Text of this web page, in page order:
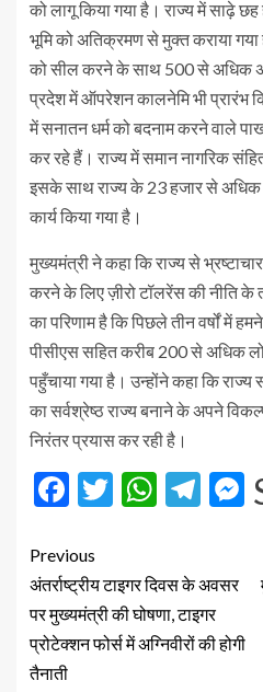
को लागू किया गया है। राज्य में साढ़े
भूमि को अतिक्रमण से मुक्त कराया
को सील करने के साथ 500 से अधिक
प्रदेश में ऑपरेशन कालनेमि भी प्रारंभ
में सनातन धर्म को बदनाम करने वाले
कर रहे हैं। राज्य में समान नागरिक
इसके साथ राज्य के 23 हजार से अधिक
कार्य किया गया है।
मुख्यमंत्री ने कहा कि राज्य से
करने के लिए ज़ीरो टॉलरेंस की नीति के
का परिणाम है कि पिछले तीन वर्षों में
पीसीएस सहित करीब 200 से अधिक
पहुँचाया गया है। उन्होंने कहा कि
का सर्वश्रेष्ठ राज्य बनाने के अपने
निरंतर प्रयास कर रही है।
Facebook
Twitter
Previous
अंतर्राष्ट्रीय टाइगर दिवस के अवसर
पर मुख्यमंत्री की घोषणा, टाइगर
प्रोटेक्शन फोर्स में अग्निवीरों की होगी
तैनाती